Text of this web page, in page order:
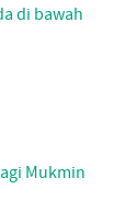
di bawah
Mukmin